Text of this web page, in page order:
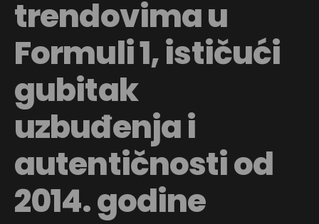
trendovima u
Formuli 1, ističući
gubitak
uzbuđenja i
autentičnosti od
2014. godine